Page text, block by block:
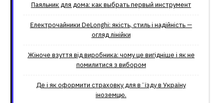
Паяльник для дома: как выбрать первый инструмент
Електрочайники DeLonghi: якість, стиль і надійність —
огляд лінійки
Жіноче взуття від виробника: чому це вигідніше і як не
помилитися з вибором
Де і як оформити страховку для вʼїзду в Україну
іноземцю.